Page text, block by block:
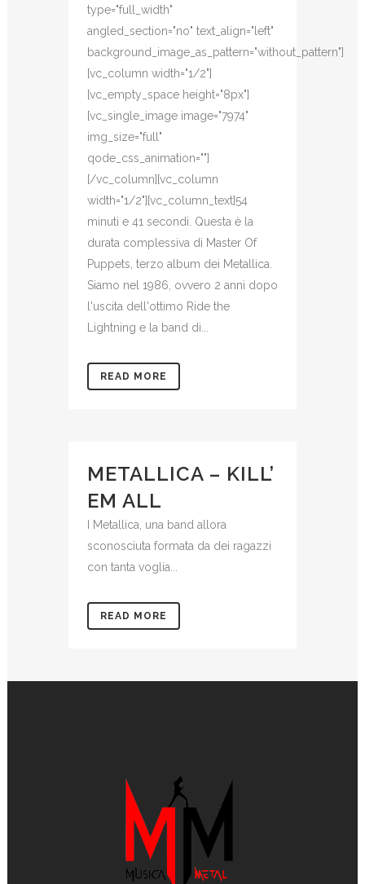
type="full_width"
angled_section="no" text_align="left"
background_image_as_pattern="without_pattern"]
[vc_column width="1/2"]
[vc_empty_space height="8px"]
[vc_single_image image="7974"
img_size="full"
qode_css_animation=""]
[/vc_column][vc_column
width="1/2"][vc_column_text]54
minuti e 41 secondi. Questa è la
durata complessiva di Master Of
Puppets, terzo album dei Metallica.
Siamo nel 1986, ovvero 2 anni dopo
l'uscita dell'ottimo Ride the
Lightning e la band di...
READ MORE
METALLICA – KILL’
EM ALL
I Metallica, una band allora
sconosciuta formata da dei ragazzi
con tanta voglia...
READ MORE